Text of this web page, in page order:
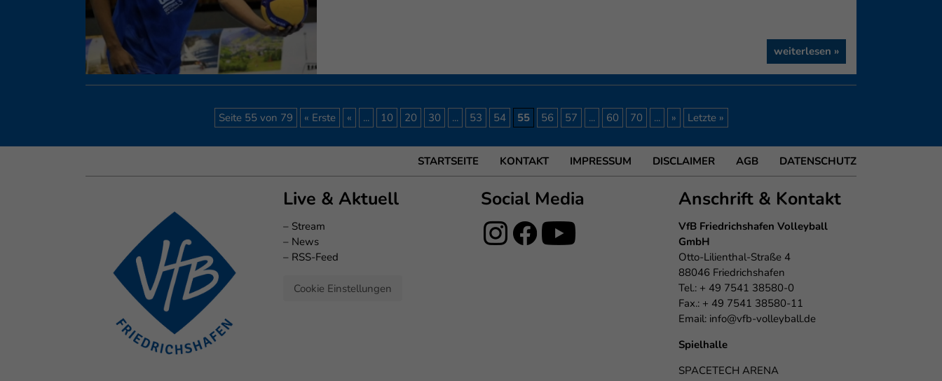
weiterlesen »
Seite 55 von 79 « Erste « ... 10 20 30 ... 53 54 55 56 57 ... 60 70 ... » Letzte »
DATENSCHUTZ
AGB
DISCLAIMER
IMPRESSUM
KONTAKT
STARTSEITE
Live & Aktuell
– Stream
– News
– RSS-Feed
Cookie Einstellungen
Social Media Anschrift & Kontakt
VfB Friedrichshafen Volleyball
GmbH
Otto-Lilienthal-Straße 4
88046 Friedrichshafen
Tel.: + 49 7541 38580-0
Fax.: + 49 7541 38580-11
Email: info@vfb-volleyball.de
Spielhalle
SPACETECH ARENA